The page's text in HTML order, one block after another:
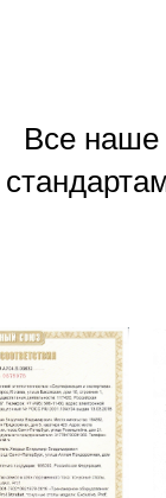
Все наше